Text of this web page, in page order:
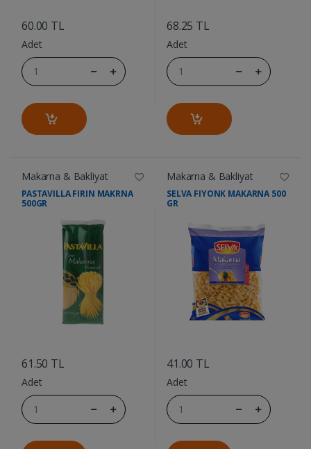
60.00 TL
Adet
68.25 TL
Adet
Makarna & Bakliyat
PASTAVILLA FIRIN MAKRNA
500GR
61.50 TL
Adet
Makarna & Bakliyat
SELVA FIYONK MAKARNA 500
GR
41.00 TL
Adet